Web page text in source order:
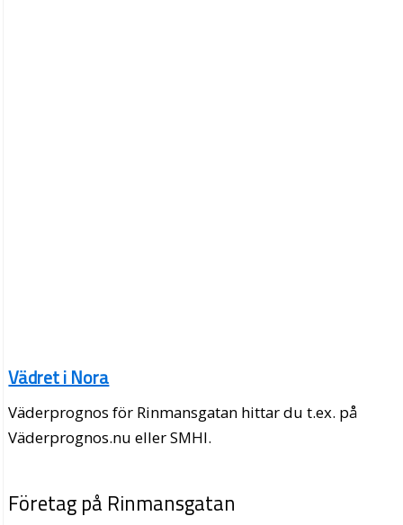
Vädret i Nora
Väderprognos för Rinmansgatan hittar du t.ex. på
Väderprognos.nu eller SMHI.
Företag på Rinmansgatan